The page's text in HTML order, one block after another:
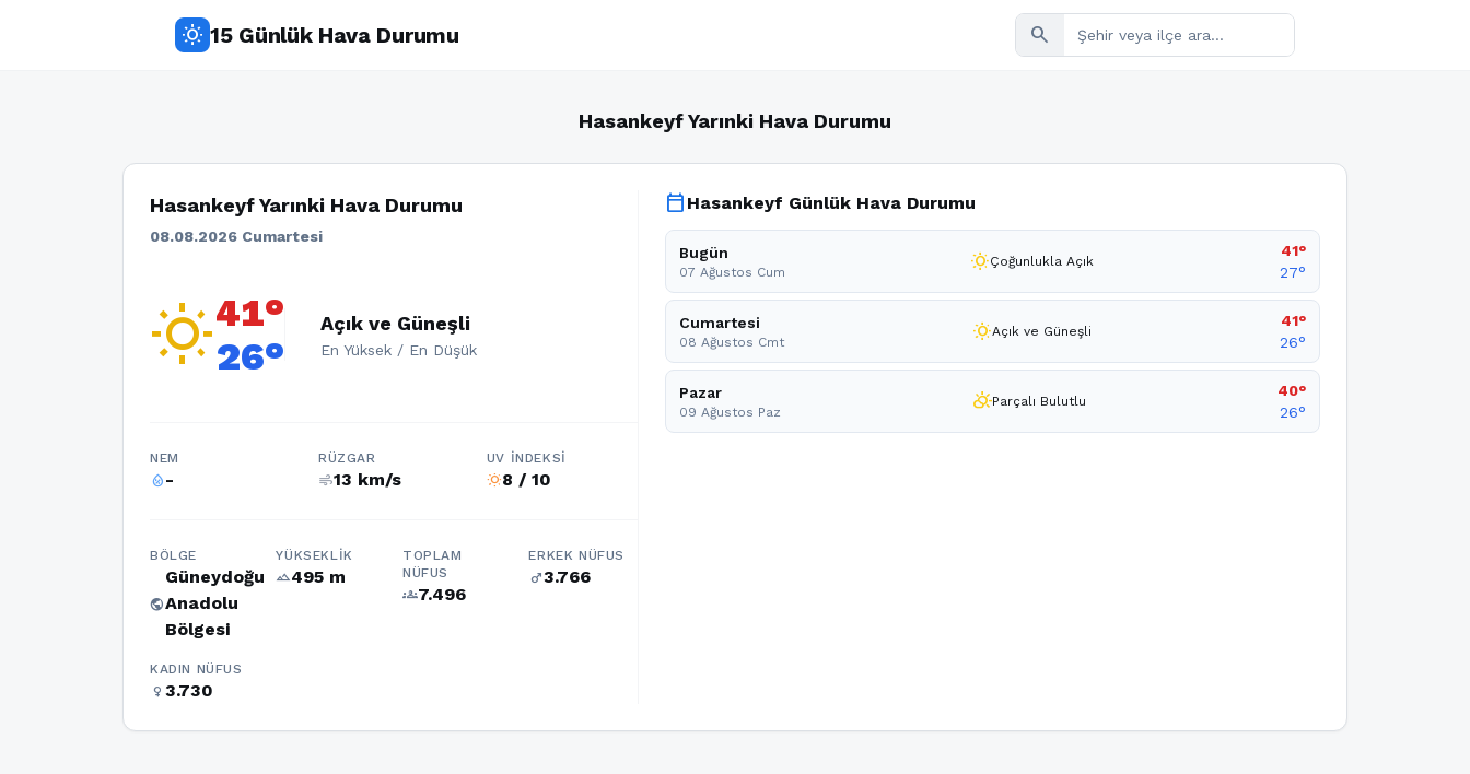
wb_sunny 15 Günlük Hava Durumu search
Hasankeyf Yarınki Hava Durumu
Hasankeyf Yarınki Hava Durumu
08.08.2026 Cumartesi
wb_sunny41°
26°
Açık ve Güneşli
En Yüksek / En Düşük
NEM
humidity_percentage-
RÜZGAR
air13 km/s
UV İNDEKSI
wb_sunny8 / 10
BÖLGE
public
Güneydoğu
Anadolu
Bölgesi
YÜKSEKLIK
terrain495 m
TOPLAM
NÜFUS
groups7.496
ERKEK NÜFUS
male3.766
KADIN NÜFUS
female 3.730
calendar_today Hasankeyf Günlük Hava Durumu
Bugün
07 Ağustos Cum wb_sunnyÇoğunlukla Açık
41°
27°
Cumartesi
08 Ağustos Cmt wb_sunnyAçık ve Güneşli
41°
26°
Pazar
09 Ağustos Paz partly_cloudy_dayParçalı Bulutlu
40°
26°